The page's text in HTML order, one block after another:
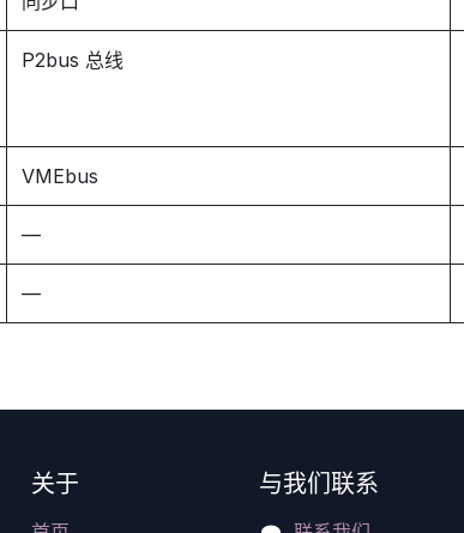
P2bus 总线
VMEbus
—
—
与我们联系
关于